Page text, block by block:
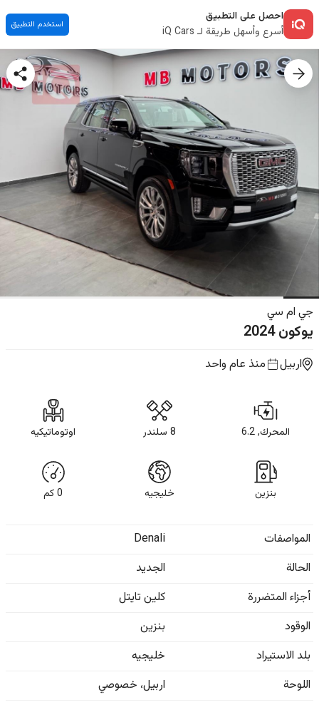
احصل على التطبيق
أسرع وأسهل طريقة لـ iQ Cars
استخدم التطبيق
جي ام سي
يوكون2024
اربيل منذ عام واحد
المحرك, 6.2 8 سلندر اوتوماتيكيه
بنزين خليجيه 0كم
المواصفات
Denali
الحالة
الجديد
أجزاء المتضررة
كلين تايتل
الوقود
بنزين
بلد الاستيراد
خليجيه
اللوحة
اربيل، خصوصي